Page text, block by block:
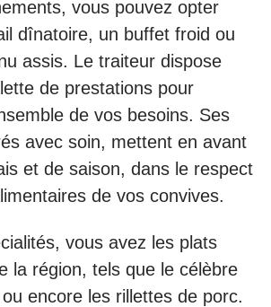
vous pouvez opter
dînatoire, un buffet froid ou
assis. Le traiteur dispose
de prestations pour
de vos besoins. Ses
avec soin, mettent en avant
et de saison, dans le respect
de vos convives.
vous avez les plats
la région, tels que le célèbre
encore les rillettes de porc.